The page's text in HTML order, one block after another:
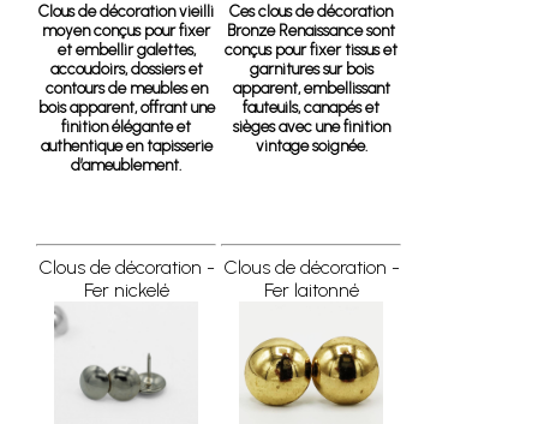
Clous de décoration vieilli
moyenconçus pour fixer
et embellir galettes,
accoudoirs, dossiers et
contours de meubles en
bois apparent, offrant une
finition élégante et
authentique en tapisserie
d’ameublement.
Ces clous de décoration
Bronze Renaissance sont
conçus pour fixer tissus et
garnitures sur bois
apparent, embellissant
fauteuils, canapés et
sièges avec une finition
vintage soignée.
Clous de décoration -
Fer nickelé
Clous de décoration -
Fer laitonné